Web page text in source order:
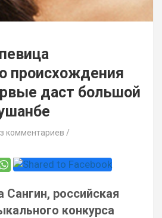
происхождения
даст большой
комментариев
российская
конкурса